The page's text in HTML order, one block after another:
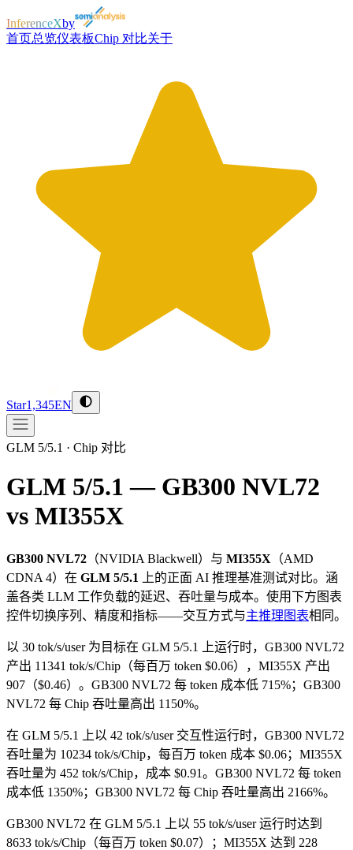
InferenceXby
首页总览仪表板Chip 对比关于
Star1,345EN
GLM 5/5.1 · Chip 对比
GLM 5/5.1 — GB300 NVL72
vs MI355X
GB300 NVL72 （NVIDIA Blackwell）与 MI355X （AMD
CDNA 4）在 GLM 5/5.1
上的正面 AI 推理基准测试对比。涵
盖各类 LLM 工作负载的延迟、吞吐量与成本。使用下方图表
控件切换序列、精度和指标——交互方式与主推理图表相同。
以 30 tok/s/user 为目标在 GLM 5/5.1 上运行时，GB300 NVL72
产出 11341 tok/s/Chip（每百万 token $0.06），MI355X 产出
907（$0.46）。GB300 NVL72 每 token 成本低 715%；GB300
NVL72 每 Chip 吞吐量高出 1150%。
在 GLM 5/5.1 上以 42 tok/s/user 交互性运行时，GB300 NVL72
吞吐量为 10234 tok/s/Chip，每百万 token 成本 $0.06；MI355X
吞吐量为 452 tok/s/Chip，成本 $0.91。GB300 NVL72 每 token
成本低 1350%；GB300 NVL72 每 Chip 吞吐量高出 2166%。
GB300 NVL72 在 GLM 5/5.1 上以 55 tok/s/user 运行时达到
8633 tok/s/Chip（每百万 token $0.07）；MI355X 达到 228